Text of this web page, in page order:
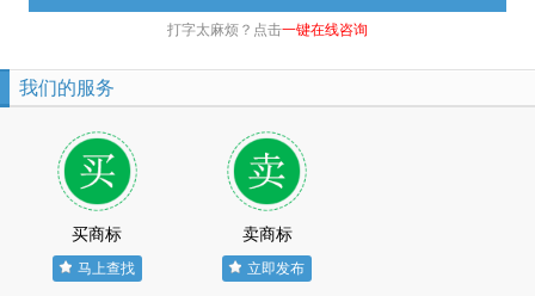
打字太麻烦？点击一键在线咨询
我们的服务
买商标
马上查找
卖商标
立即发布